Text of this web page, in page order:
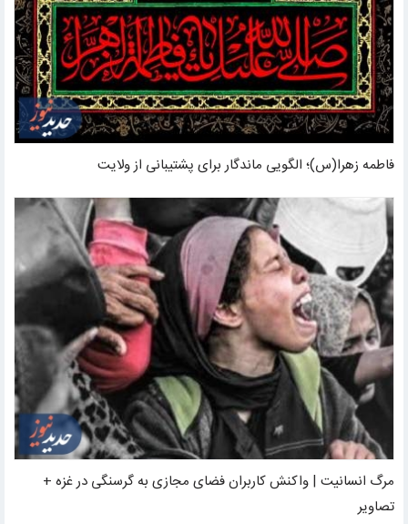
فاطمه زهرا(س)؛ الگویی ماندگار برای پشتیبانی از ولایت
مرگ انسانیت | واکنش کاربران فضای مجازی به گرسنگی در غزه +
تصاویر